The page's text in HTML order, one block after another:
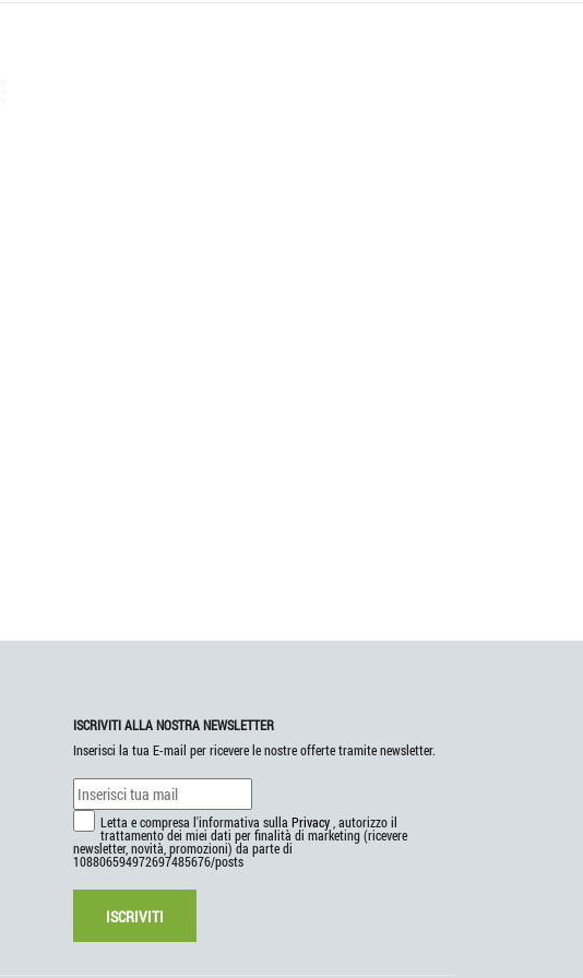
ISCRIVITI ALLA NOSTRA NEWSLETTER
Inserisci la tua E-mail per ricevere le nostre offerte tramite newsletter.
Letta e compresa l'informativa sulla Privacy , autorizzo il
trattamento dei miei dati per finalità di marketing (ricevere
newsletter, novità, promozioni) da parte di
108806594972697485676/posts
ISCRIVITI